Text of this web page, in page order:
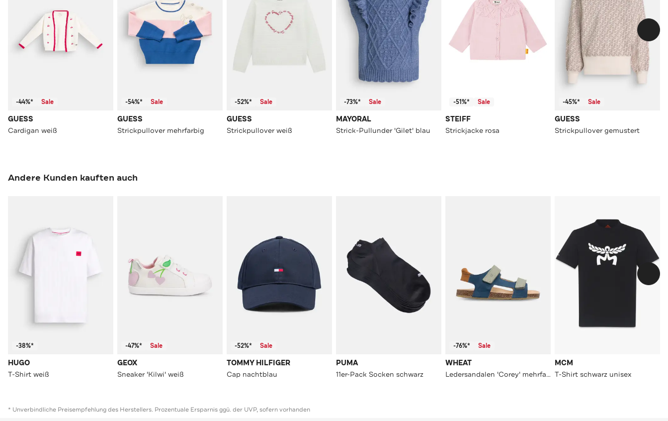
-44%* Sale
GUESS
Cardigan weiß
-54%* Sale
GUESS
Strickpullover mehrfarbig
-52%* Sale
GUESS
Strickpullover weiß
-73%* Sale
MAYORAL
Strick-Pullunder 'Gilet' blau
-51%* Sale
STEIFF
Strickjacke rosa
-45%* Sale
GUESS
Strickpullover gemustert
Andere Kunden kauften auch
-38%*
HUGO
T-Shirt weiß
-47%* Sale
GEOX
Sneaker 'Kilwi' weiß
-52%* Sale
TOMMY HILFIGER
Cap nachtblau
PUMA
11er-Pack Socken schwarz
-76%* Sale
WHEAT
Ledersandalen 'Corey' mehrfarbig
MCM
T-Shirt schwarz unisex
* Unverbindliche Preisempfehlung des Herstellers. Prozentuale Ersparnis ggü. der UVP, sofern vorhanden